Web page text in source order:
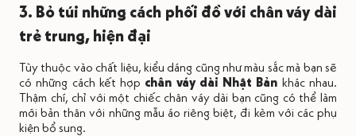
3. Bỏ túi những cách phối đồ với chân váy dài
trẻ trung, hiện đại
Tùy thuộc vào chất liệu, kiểu dáng cũng như màu sắc mà bạn sẽ
có những cách kết hợp chân váy dài Nhật Bản khác nhau.
Thậm chí, chỉ với một chiếc chân váy dài bạn cũng có thể làm
mới bản thân với những mẫu áo riêng biệt, đi kèm với các phụ
kiện bổ sung.